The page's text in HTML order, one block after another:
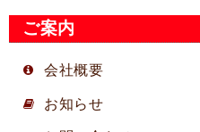
ご案内
会社概要
お知らせ